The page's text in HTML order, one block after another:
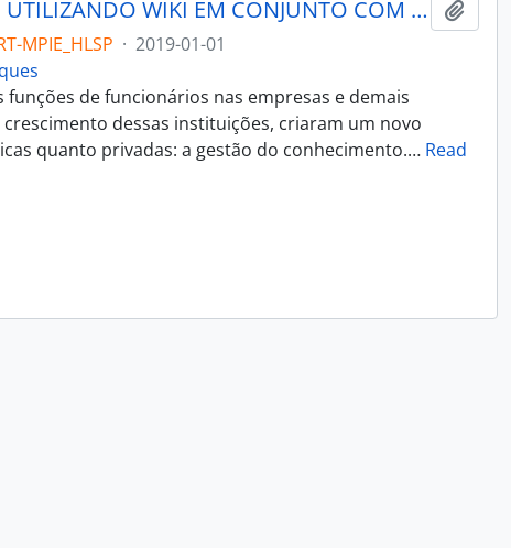
GESTÃO DO CONHECIMENTO UTILIZANDO WIKI EM CONJUNTO COM SISTEMA LEGADO
MPIE_HLSP · 2019-01-01
funções de funcionários nas empresas e demais
dessas instituições, criaram um novo
quanto privadas: a gestão do conhecimento.… Read